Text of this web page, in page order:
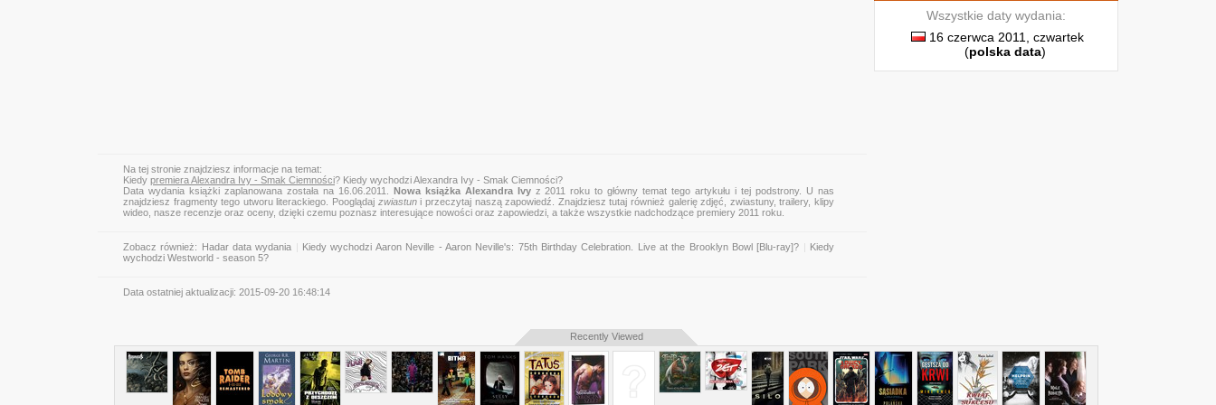
Na tej stronie znajdziesz informacje na temat:
Kiedy premiera Alexandra Ivy - Smak Ciemności? Kiedy wychodzi Alexandra Ivy - Smak Ciemności?
Data wydania książki zaplanowana została na 16.06.2011. Nowa książka Alexandra Ivyz 2011 roku to główny temat tego artykułu i tej podstrony. U nas
znajdziesz fragmenty tego utworu literackiego. Pooglądaj zwiastuni przeczytaj naszą zapowiedź. Znajdziesz tutaj również galerię zdjęć, zwiastuny, trailery, klipy
wideo, nasze recenzje oraz oceny, dzięki czemu poznasz interesujące nowości oraz zapowiedzi, a także wszystkie nadchodzące premiery 2011 roku.
Zobacz również: Hadar data wydania Kiedy wychodzi Aaron Neville - Aaron Neville's: 75th Birthday Celebration. Live at the Brooklyn Bowl [Blu-ray]?
Kiedy
wychodzi Westworld - season 5?
Data ostatniej aktualizacji: 2015-09-20 16:48:14
Wszystkie daty wydania:
16 czerwca 2011, czwartek
(polska data)
Recently Viewed